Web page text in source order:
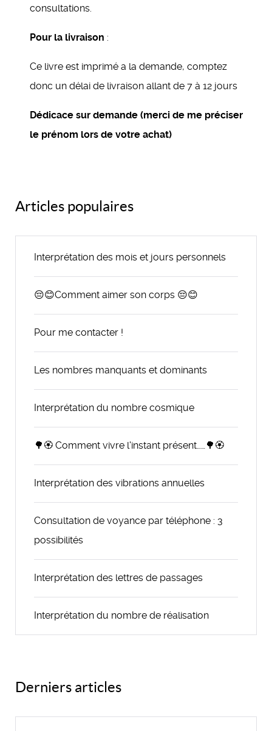
consultations.
Pour la livraison :
Ce livre est imprimé a la demande, comptez
donc un délai de livraison allant de 7 à 12 jours
Dédicace sur demande (merci de me préciser
le prénom lors de votre achat)
Articles populaires
Interprétation des mois et jours personnels
😔😊Comment aimer son corps 😔😊
Pour me contacter !
Les nombres manquants et dominants
Interprétation du nombre cosmique
🌳🏵️ Comment vivre l'instant présent……🌳🏵️
Interprétation des vibrations annuelles
Consultation de voyance par téléphone : 3
possibilités
Interprétation des lettres de passages
Interprétation du nombre de réalisation
Derniers articles